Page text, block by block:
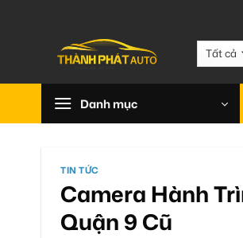
Danh mục
TIN TỨC
Camera Hành
Quận 9 Cũ